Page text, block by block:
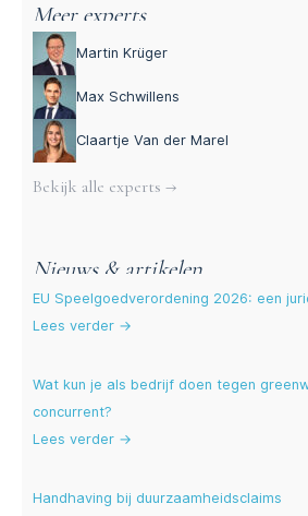
Meer experts
Martin Krüger
Max Schwillens
Claartje Van der Marel
Bekijk alle experts →
Nieuws & artikelen
EU Speelgoedverordening 2026: een
Lees verder →
Wat kun je als bedrijf doen tegen
concurrent?
Lees verder →
Handhaving bij duurzaamheidsclaims